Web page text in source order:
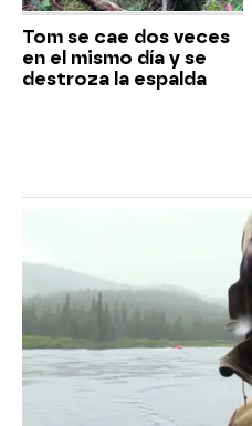
Tom se cae dos veces
en el mismo día y se
destroza la espalda